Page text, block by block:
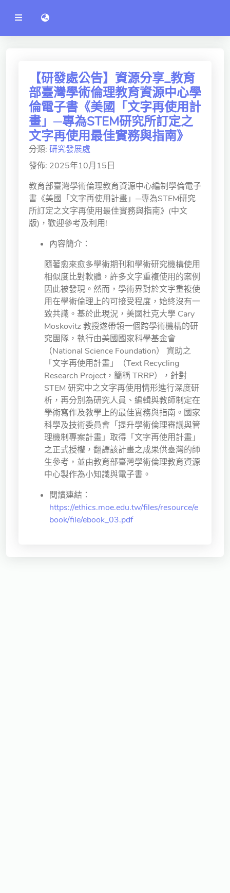
公
告
系
工程學院
資訊學院
管理學院
人文社社會學院
研究中心
通識教學部
獨立學術單位
語言切換 language switch
【研發處公告】資源分享_教育
部臺灣學術倫理教育資源中心學
倫電子書《美國「文字再使用計
畫」─專為STEM研究所訂定之
文字再使用最佳實務與指南》
分類: 研究發展處
發佈: 2025年10月15日
教育部臺灣學術倫理教育資源中心編制學倫電子
書《美國「文字再使用計畫」─專為STEM研究
所訂定之文字再使用最佳實務與指南》(中文
版)，歡迎參考及利用!
內容簡介：
隨著愈來愈多學術期刊和學術研究機構使用
相似度比對軟體，許多文字重複使用的案例
因此被發現。然而，學術界對於文字重複使
用在學術倫理上的可接受程度，始終沒有一
致共識。基於此現況，美國杜克大學 Cary
Moskovitz 教授遂帶領一個跨學術機構的研
究團隊，執行由美國國家科學基金會
（National Science Foundation） 資助之
「文字再使用計畫」（Text Recycling
Research Project，簡稱 TRRP），針對
STEM 研究中之文字再使用情形進行深度研
析，再分別為研究人員、編輯與教師制定在
學術寫作及教學上的最佳實務與指南。國家
科學及技術委員會「提升學術倫理審議與管
理機制專案計畫」取得「文字再使用計畫」
之正式授權，翻譯該計畫之成果供臺灣的師
生參考，並由教育部臺灣學術倫理教育資源
中心製作為小知識與電子書。
閱讀連結：
https://ethics.moe.edu.tw/files/resource/e
book/file/ebook_03.pdf